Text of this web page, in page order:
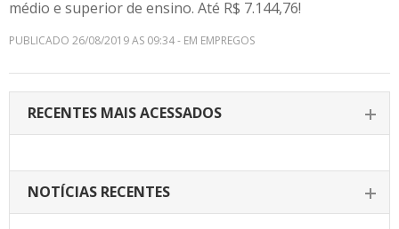
médio e superior de ensino. Até R$ 7.144,76!
PUBLICADO 26/08/2019 AS 09:34 - EM EMPREGOS
RECENTES MAIS ACESSADOS
NOTÍCIAS RECENTES